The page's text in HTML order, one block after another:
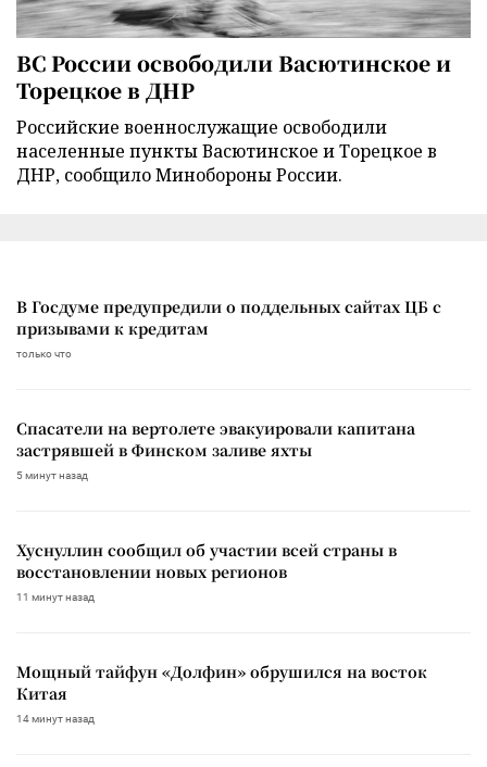
ВС России освободили Васютинское и
Торецкое в ДНР
Российские военнослужащие освободили
населенные пункты Васютинское и Торецкое в
ДНР, сообщило Минобороны России.
В Госдуме предупредили о поддельных сайтах ЦБ с
призывами к кредитам
только что
Спасатели на вертолете эвакуировали капитана
застрявшей в Финском заливе яхты
5 минут назад
Хуснуллин сообщил об участии всей страны в
восстановлении новых регионов
11 минут назад
Мощный тайфун «Долфин» обрушился на восток
Китая
14 минут назад